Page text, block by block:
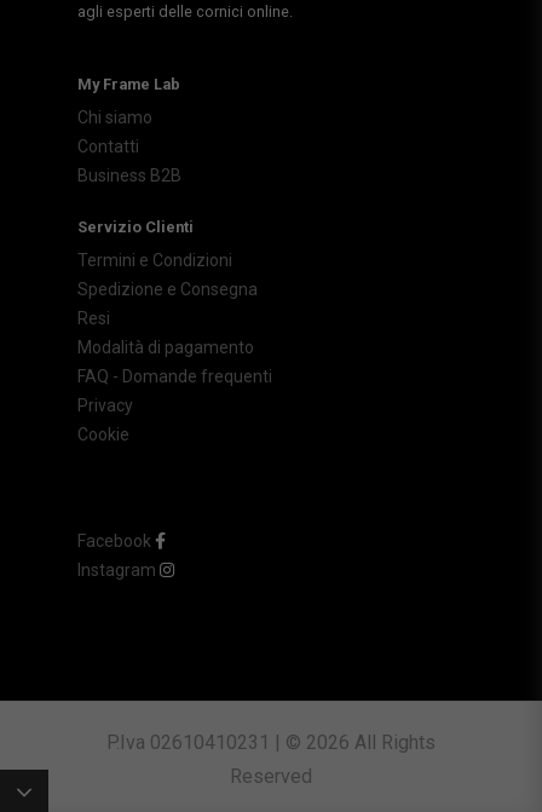
agli esperti delle cornici online.
My Frame Lab
Chi siamo
Contatti
Business B2B
Servizio Clienti
Termini e Condizioni
Spedizione e Consegna
Resi
Modalità di pagamento
FAQ - Domande frequenti
Privacy
Cookie
Facebook
Instagram
P.Iva 02610410231 | © 2026 All Rights
Reserved